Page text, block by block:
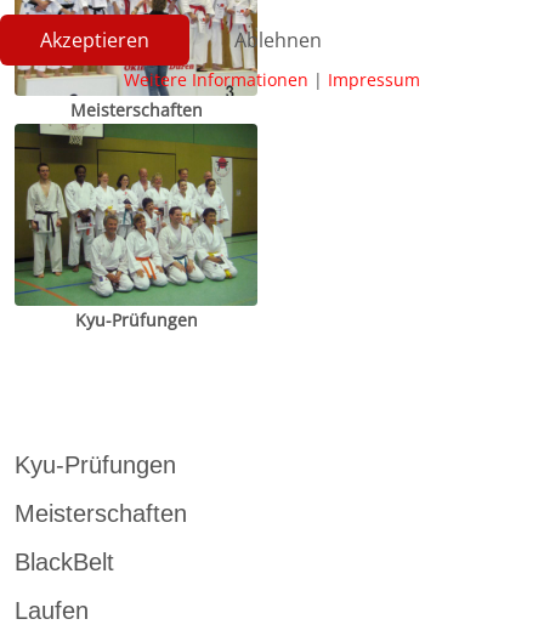
Meisterschaften
Kyu-Prüfungen
Kyu-Prüfungen
Meisterschaften
BlackBelt
Laufen
Akzeptieren Ablehnen
Weitere Informationen | Impressum